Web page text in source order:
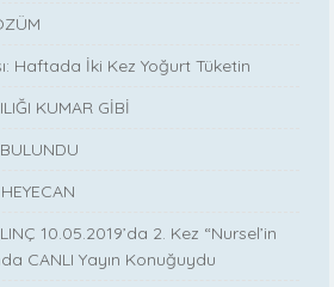
Haftada İki Kez Yoğurt Tüketin
KUMAR GİBİ
10.05.2019’da 2. Kez “Nursel’in
CANLI Yayın Konuğuydu